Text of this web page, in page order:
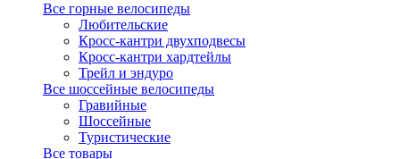
Все горные велосипеды
Любительские
Кросс-кантри двухподвесы
Кросс-кантри хардтейлы
Трейл и эндуро
Все шоссейные велосипеды
Гравийные
Шоссейные
Туристические
Все товары